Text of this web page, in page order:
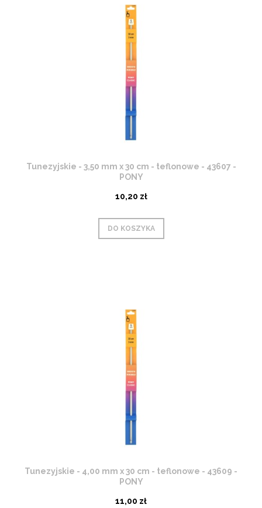
Tunezyjskie - 3,50 mm x 30 cm - teflonowe - 43607 -
PONY
10,20 zł
DO KOSZYKA
Tunezyjskie - 4,00 mm x 30 cm - teflonowe - 43609 -
PONY
11,00 zł